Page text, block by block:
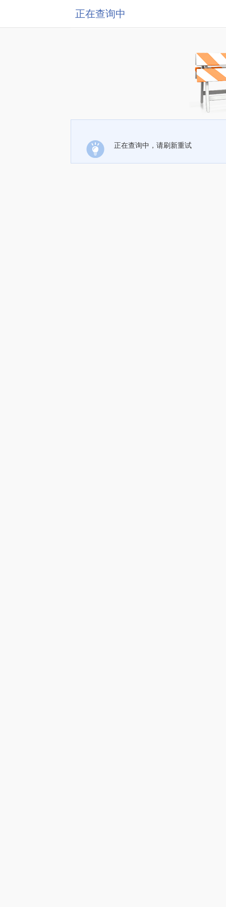
正在查询中
正在查询中，请刷新重试